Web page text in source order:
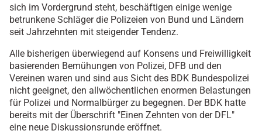
sich im Vordergrund steht, beschäftigen einige wenige
betrunkene Schläger die Polizeien von Bund und Ländern
seit Jahrzehnten mit steigender Tendenz.
Alle bisherigen überwiegend auf Konsens und Freiwilligkeit
basierenden Bemühungen von Polizei, DFB und den
Vereinen waren und sind aus Sicht des BDK Bundespolizei
nicht geeignet, den allwöchentlichen enormen Belastungen
für Polizei und Normalbürger zu begegnen. Der BDK hatte
bereits mit der Überschrift "Einen Zehnten von der DFL"
eine neue Diskussionsrunde eröffnet.